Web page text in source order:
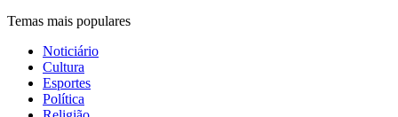
Temas mais populares
Noticiário
Cultura
Esportes
Política